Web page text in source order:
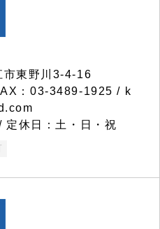
東野川3-4-16
：03-3489-1925 / k
休日：土・日・祝